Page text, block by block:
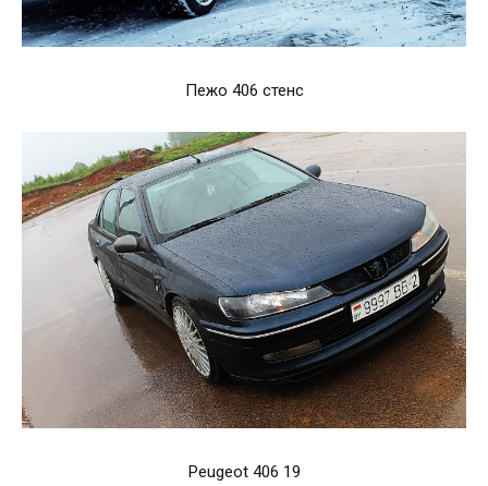
Пежо 406 стенс
Peugeot 406 19